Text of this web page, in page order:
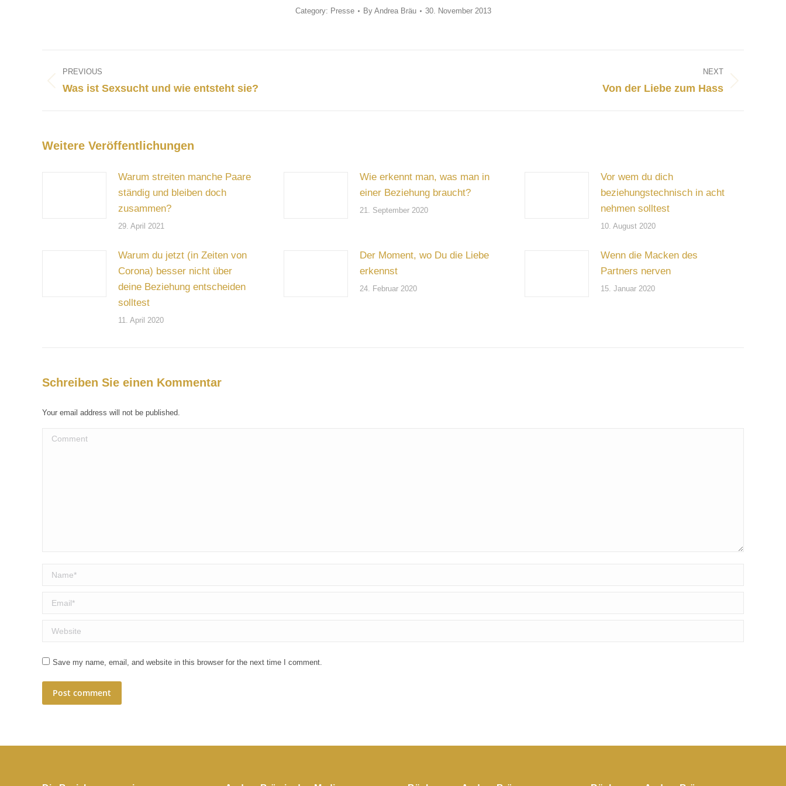
Category: Presse By Andrea Bräu 30. November 2013
navigation
PREVIOUS
Previous
Was ist Sexsucht und wie entsteht sie?
NEXT
Von der Liebe zum Hass
Weitere Veröffentlichungen
Warum streiten manche Paare
ständig und bleiben doch
zusammen?
29. April 2021
Wie erkennt man, was man in
einer Beziehung braucht?
21. September 2020
Vor wem du dich
beziehungstechnisch in acht
nehmen solltest
10. August 2020
Warum du jetzt (in Zeiten von
Corona) besser nicht über
deine Beziehung entscheiden
solltest
11. April 2020
Der Moment, wo Du die Liebe
erkennst
24. Februar 2020
Wenn die Macken des
Partners nerven
15. Januar 2020
Schreiben Sie einen Kommentar
Your email address will not be published.
Comment
Name *
Email *
Website
Save my name, email, and website in this browser for the next time I comment.
Post comment